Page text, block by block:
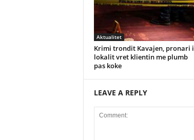
Aktualitet
Krimi trondit Kavajen, pronari i
lokalit vret klientin me plumb
pas koke
LEAVE A REPLY